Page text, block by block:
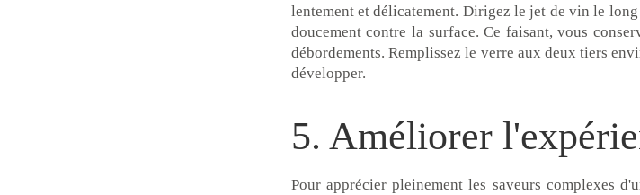
lentement et délicatement. Dirigez le jet de vin le
doucement contre la surface. Ce faisant, vous
débordements. Remplissez le verre aux deux tiers
développer.
5. Améliorer
Pour apprécier pleinement les saveurs complexes